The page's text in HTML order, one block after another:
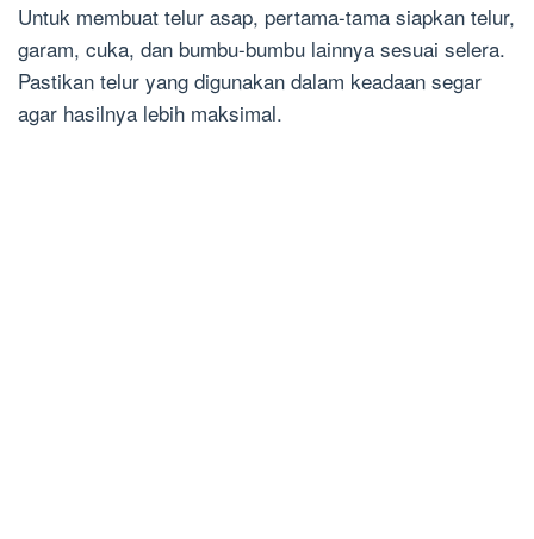
Untuk membuat telur asap, pertama-tama siapkan telur,
garam, cuka, dan bumbu-bumbu lainnya sesuai selera.
Pastikan telur yang digunakan dalam keadaan segar
agar hasilnya lebih maksimal.